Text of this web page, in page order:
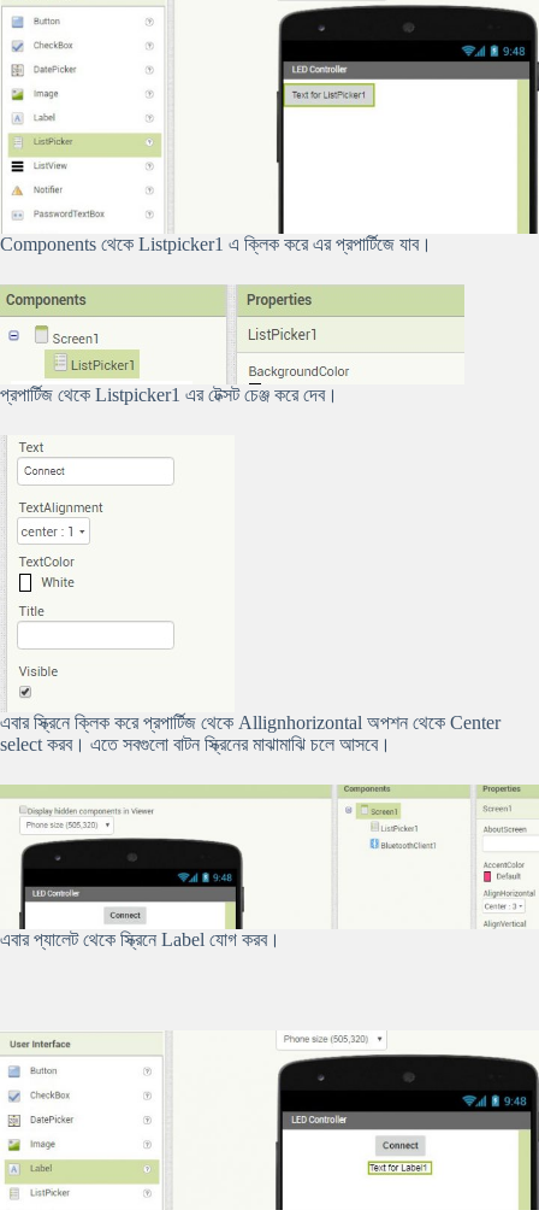
Components থেকে Listpicker1 এ ক্লিক করে এর প্রপার্টিজে যাব।
প্রপার্টিজ থেকে Listpicker1 এর টেক্সট চেঞ্জ করে দেব।
এবার স্ক্রিনে ক্লিক করে প্রপার্টিজ থেকে Allignhorizontal অপশন থেকে Center
select করব। এতে সবগুলো বাটন স্ক্রিনের মাঝামাঝি চলে আসবে।
এবার প্যালেট থেকে স্ক্রিনে Label যোগ করব।